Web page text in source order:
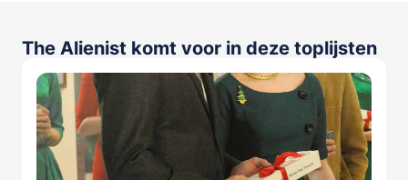
The Alienist komt voor in deze toplijsten